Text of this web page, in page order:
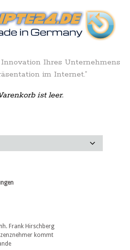
Innovation Ihres Unternehmens
im Internet.”
ist leer.
Frank Hirschberg
kommt